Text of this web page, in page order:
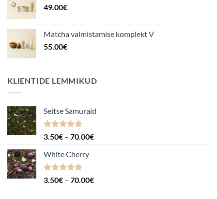
49.00€
Matcha valmistamise komplekt V
55.00€
KLIENTIDE LEMMIKUD
Seitse Samuraid
Hinnanguga
3.50€ – 70.00€Hinnavahemik:
White Cherry
Hinnanguga
3.50€ – 70.00€Hinnavahemik: